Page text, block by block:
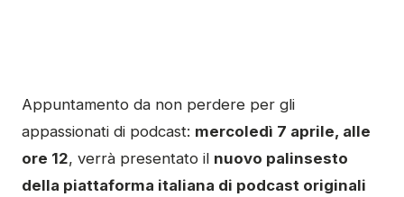
Appuntamento da non perdere per gli
appassionati di podcast: mercoledì 7 aprile, alle
ore 12, verrà presentato il nuovo palinsesto
della piattaforma italiana di podcast originali